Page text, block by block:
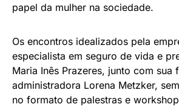
papel da mulher na sociedade.
Os encontros idealizados pela
especialista em seguro de vida e
Maria Inês Prazeres, junto com sua
administradora Lorena Metzker,
no formato de palestras e